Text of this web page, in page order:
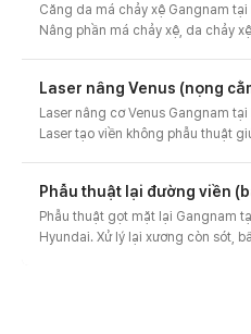
Căng da má chảy xệ Gangnam
Nâng phần má chảy xệ, da chảy
Laser nâng Venus (nọng
Laser nâng cơ Venus Gangnam
Laser tạo viền không phẫu thuật
Phẫu thuật lại đường viền
Phẫu thuật gọt mặt lại Gangnam
Hyundai. Xử lý lại xương còn sót,